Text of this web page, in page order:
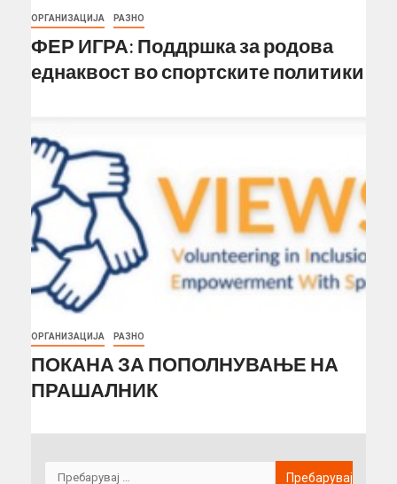
ОРГАНИЗАЦИЈА РАЗНО
ФЕР ИГРА: Поддршка за родова
еднаквост во спортските политики
ОРГАНИЗАЦИЈА РАЗНО
ПОКАНА ЗА ПОПОЛНУВАЊЕ НА
ПРАШАЛНИК